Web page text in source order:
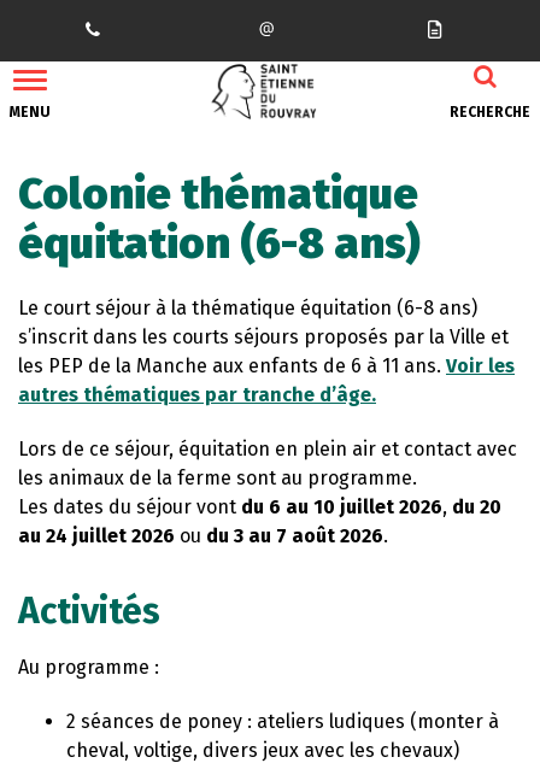
MENU RECHERCHE
Colonie thématique
équitation (6-8 ans)
Le court séjour à la thématique équitation (6-8 ans)
s’inscrit dans les courts séjours proposés par la Ville et
les PEP de la Manche aux enfants de 6 à 11 ans. Voir les
autres thématiques par tranche d’âge.
Lors de ce séjour, équitation en plein air et contact avec
les animaux de la ferme sont au programme.
Les dates du séjour vont du 6 au 10 juillet 2026, du 20
au 24 juillet 2026 ou du 3 au 7 août 2026.
Activités
Au programme :
2 séances de poney : ateliers ludiques (monter à
cheval, voltige, divers jeux avec les chevaux)